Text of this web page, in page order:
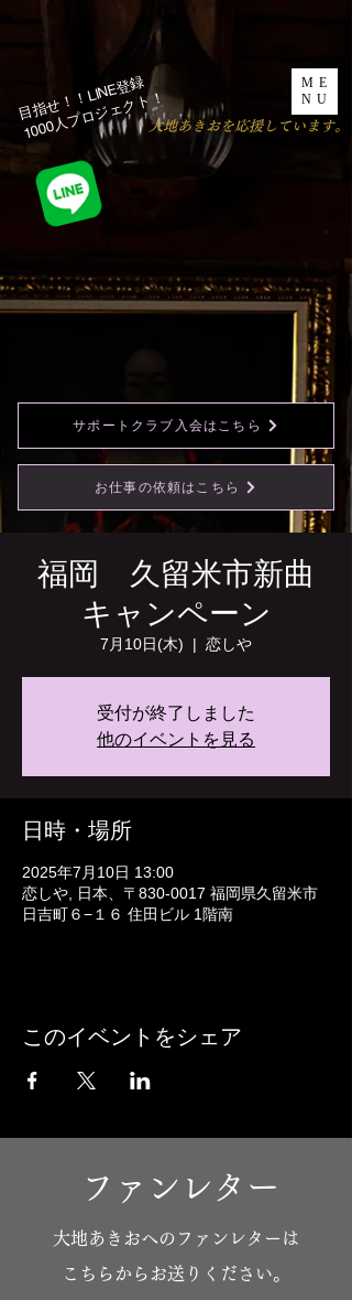
ME
NU
​大地あきおを応援しています。
目指せ！！LINE登録
1000人プロジェクト！​
お仕事の依頼はこちら
サポートクラブ入会はこちら
福岡 久留米市新曲
キャンペーン
7月10日(木)
  |
恋しや
受付が終了しました
他のイベントを見る
日時・場所
2025年7月10日 13:00
恋しや, 日本、〒830-0017 福岡県久留米市
日吉町６−１６ 住田ビル 1階南
このイベントをシェア
ファンレター
​大地あきおへのファンレターは
こちらからお送りください。